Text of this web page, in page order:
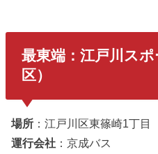
最東端：江戸川スポ
区）
場所 ：江戸川区東篠崎1丁目
運行会社 ：京成バス